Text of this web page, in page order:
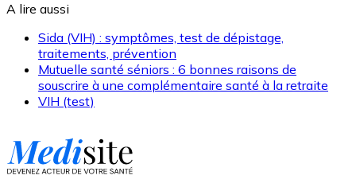
A lire aussi
Sida (VIH) : symptômes, test de dépistage,
traitements, prévention
Mutuelle santé séniors : 6 bonnes raisons de
souscrire à une complémentaire santé à la retraite
VIH (test)